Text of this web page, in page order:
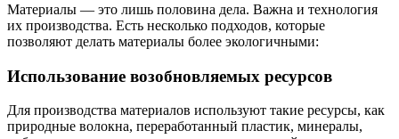
Материалы — это лишь половина дела. Важна и технология
их производства. Есть несколько подходов, которые
позволяют делать материалы более экологичными:
Использование возобновляемых ресурсов
Для производства материалов используют такие ресурсы, как
природные волокна, переработанный пластик, минералы,